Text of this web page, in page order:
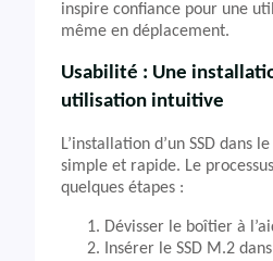
inspire confiance pour une
même en déplacement.
Usabilité : Une
utilisation intuitive
L’installation d’un SSD dans
simple et rapide. Le
quelques étapes :
Dévisser le boîtier à
Insérer le SSD M.2